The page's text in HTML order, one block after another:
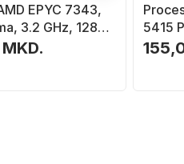
EPYC 7343,
3.2 GHz, 128
5415